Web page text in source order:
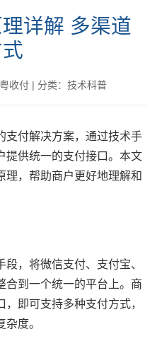
详解 多渠道
收付 | 分类：技术科普
支付解决方案，通过技术手
提供统一的支付接口。本文
理，帮助商户更好地理解和
，将微信支付、支付宝、
合到一个统一的平台上。商
即可支持多种支付方式，
度。